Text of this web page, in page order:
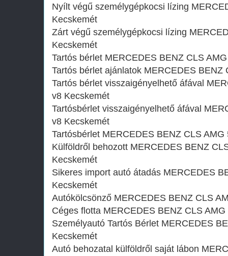
Nyílt végű személygépkocsi lízing
Kecskemét
Zárt végű személygépkocsi lízing
Kecskemét
Tartós bérlet MERCEDES BENZ CLS
Tartós bérlet ajánlatok MERCEDES BENZ
Tartós bérlet visszaigényelhető áfával
v8 Kecskemét
Tartósbérlet visszaigényelhető áfával
v8 Kecskemét
Tartósbérlet MERCEDES BENZ CLS
Külföldről behozott MERCEDES BENZ
Kecskemét
Sikeres import autó átadás MERCEDES
Kecskemét
Autókölcsönző MERCEDES BENZ CLS
Céges flotta MERCEDES BENZ CLS
Személyautó Tartós Bérlet MERCEDES
Kecskemét
Autó behozatal külföldről saját lábon